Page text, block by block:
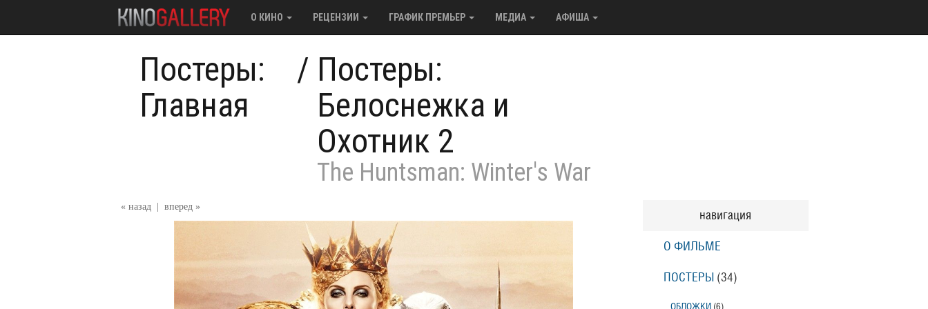
О КИНО РЕЦЕНЗИИ ГРАФИК ПРЕМЬЕР МЕДИА АФИША
Постеры:
Главная
/ Постеры:
Белоснежка и
Охотник 2
The Huntsman: Winter's War
« назад вперед »
навигация
О ФИЛЬМЕ
ПОСТЕРЫ (34)
ОБЛОЖКИ (6)